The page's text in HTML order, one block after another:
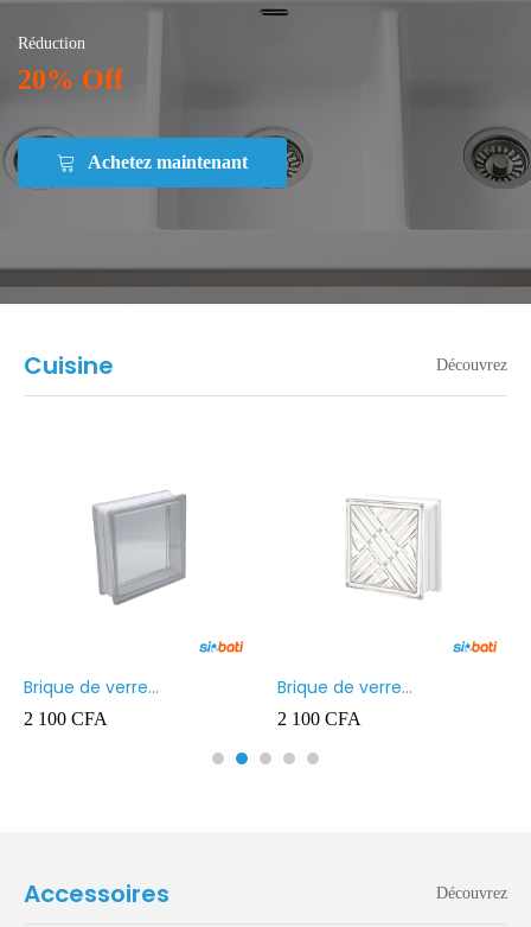
Réduction
20% Off
Achetez maintenant
Cuisine Découvrez
Brique de verre
190X190X80MM Transparent
2 100 CFA
Brique de verre
190X190X80MM CROSS
2 100 CFA
Accessoires Découvrez